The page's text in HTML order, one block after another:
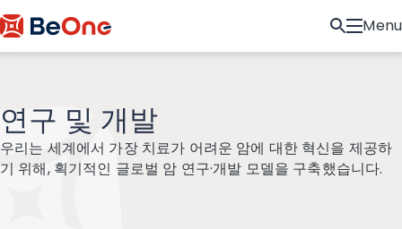
Menu
연구 및 개발
우리는 세계에서 가장 치료가 어려운 암에 대한 혁신을 제공하
기 위해, 획기적인 글로벌 암 연구·개발 모델을 구축했습니다.